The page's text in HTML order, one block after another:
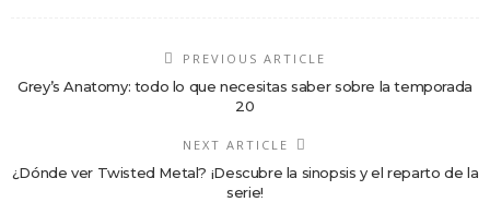
PREVIOUS ARTICLE
Grey’s Anatomy: todo lo que necesitas saber sobre la temporada
20
NEXT ARTICLE
¿Dónde ver Twisted Metal? ¡Descubre la sinopsis y el reparto de la
serie!